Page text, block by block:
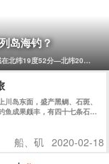
岛海钓？
北纬19度52分—北纬20度，
岛东面，盛产黑鲷、石斑、
鱼成果颇丰，有四十七条石斑
船、矶 2020-02-18